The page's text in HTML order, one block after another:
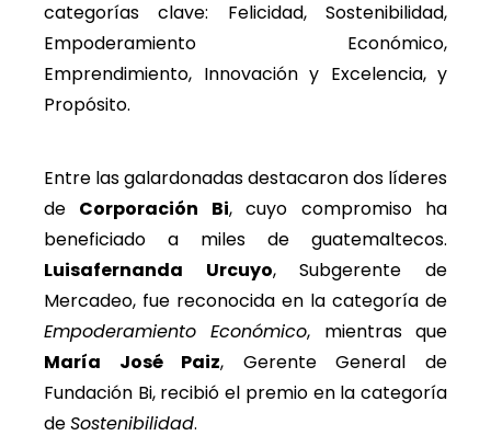
categorías clave: Felicidad, Sostenibilidad,
Empoderamiento Económico,
Emprendimiento, Innovación y Excelencia, y
Propósito.
Entre las galardonadas destacaron dos líderes
de Corporación Bi, cuyo compromiso ha
beneficiado a miles de guatemaltecos.
Luisafernanda Urcuyo, Subgerente de
Mercadeo, fue reconocida en la categoría de
Empoderamiento Económico, mientras que
María José Paiz, Gerente General de
Fundación Bi, recibió el premio en la categoría
deSostenibilidad.